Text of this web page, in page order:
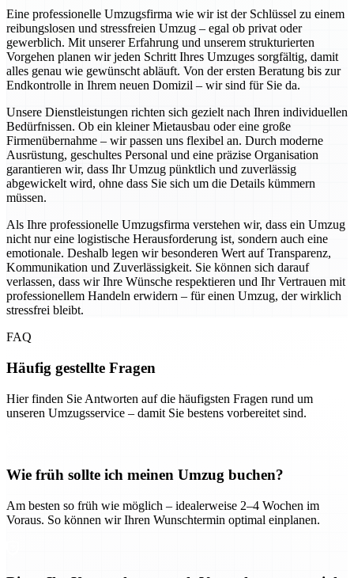
Eine professionelle Umzugsfirma wie wir ist der Schlüssel zu einem
reibungslosen und stressfreien Umzug – egal ob privat oder
gewerblich. Mit unserer Erfahrung und unserem strukturierten
Vorgehen planen wir jeden Schritt Ihres Umzuges sorgfältig, damit
alles genau wie gewünscht abläuft. Von der ersten Beratung bis zur
Endkontrolle in Ihrem neuen Domizil – wir sind für Sie da.
Unsere Dienstleistungen richten sich gezielt nach Ihren individuellen
Bedürfnissen. Ob ein kleiner Mietausbau oder eine große
Firmenübernahme – wir passen uns flexibel an. Durch moderne
Ausrüstung, geschultes Personal und eine präzise Organisation
garantieren wir, dass Ihr Umzug pünktlich und zuverlässig
abgewickelt wird, ohne dass Sie sich um die Details kümmern
müssen.
Als Ihre professionelle Umzugsfirma verstehen wir, dass ein Umzug
nicht nur eine logistische Herausforderung ist, sondern auch eine
emotionale. Deshalb legen wir besonderen Wert auf Transparenz,
Kommunikation und Zuverlässigkeit. Sie können sich darauf
verlassen, dass wir Ihre Wünsche respektieren und Ihr Vertrauen mit
professionellem Handeln erwidern – für einen Umzug, der wirklich
stressfrei bleibt.
FAQ
Häufig gestellte Fragen
Hier finden Sie Antworten auf die häufigsten Fragen rund um
unseren Umzugsservice – damit Sie bestens vorbereitet sind.
Wie früh sollte ich meinen Umzug buchen?
Am besten so früh wie möglich – idealerweise 2–4 Wochen im
Voraus. So können wir Ihren Wunschtermin optimal einplanen.